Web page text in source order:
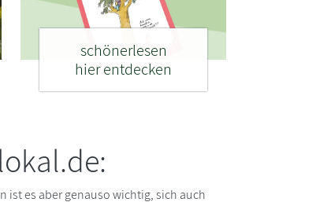
schönerlesen
hier entdecken
ist es aber genauso wichtig, sich auch